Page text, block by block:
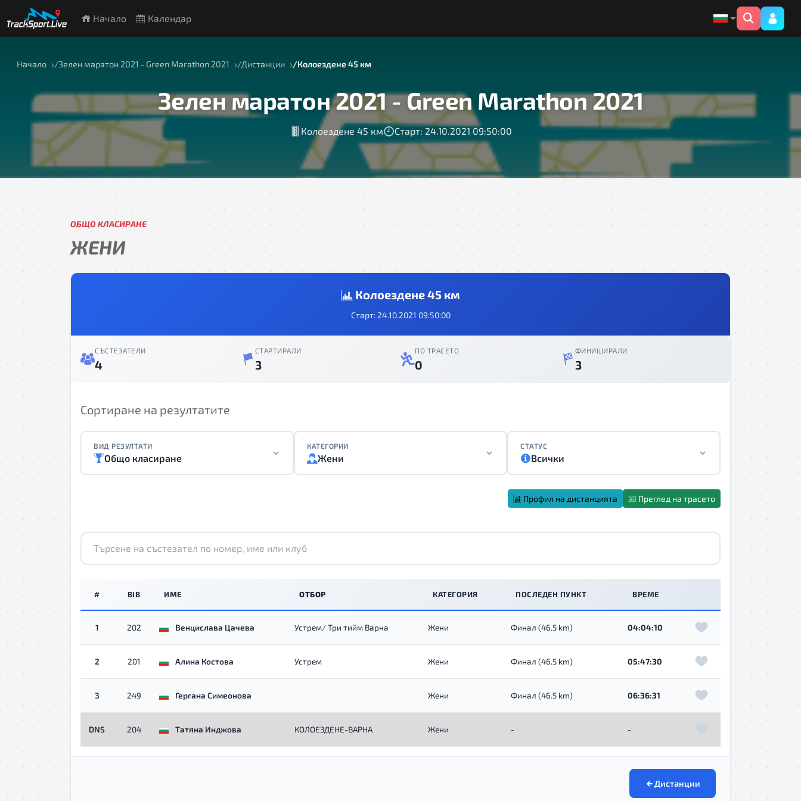
Начало Календар
Начало Зелен маратон 2021 - Green Marathon 2021 Дистанции Колоездене 45 км
Зелен маратон 2021 - Green Marathon 2021
Колоездене 45 км Старт: 24.10.2021 09:50:00
ОБЩО КЛАСИРАНЕ
ЖЕНИ
Колоездене 45 км
Старт: 24.10.2021 09:50:00
СЪСТЕЗАТЕЛИ
4
СТАРТИРАЛИ
3
ПО ТРАСЕТО
0
ФИНИШИРАЛИ
3
Сортиране на резултатите
ВИД РЕЗУЛТАТИ
Общо класиране
КАТЕГОРИИ
Жени
СТАТУС
Всички
Преглед на трасето
Профил на дистанцията
# BIB ИМЕ ОТБОР КАТЕГОРИЯ ПОСЛЕДЕН ПУНКТ ВРЕМЕ
1 202 Венцислава Цачева Устрем/ Три тийм Варна Жени Финал (46.5 km) 04:04:10
2 201 Алина Костова Устрем Жени Финал (46.5 km) 05:47:30
3 249 Гергана Симеонова Жени Финал (46.5 km) 06:36:31
DNS 204 Татяна Инджова КОЛОЕЗДЕНЕ-ВАРНА Жени - -
Дистанции